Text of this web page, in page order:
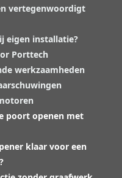
vertegenwoordigt
eigen installatie?
Porttech
werkzaamheden
poort openen met
klaar voor een